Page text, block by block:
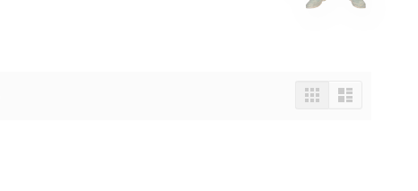
Vizualizeaza
ca
TabelLista